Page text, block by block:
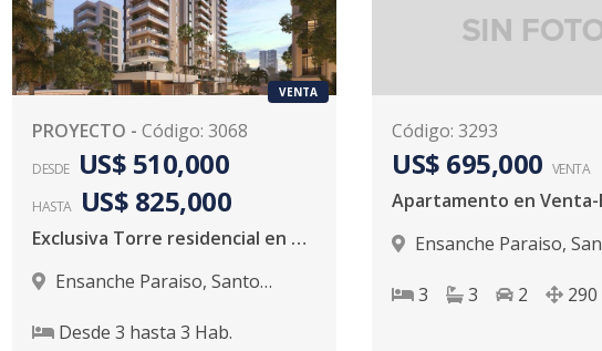
VENTA
PROYECTO - Código: 3068
DESDE US$ 510,000
HASTA US$ 825,000
Exclusiva Torre residencial en Paraiso
Ensanche Paraiso, Santo
Desde 3 hasta 3 Hab.
Código: 3293
US$ 695,000 VENTA
Ensanche Paraiso,
3
3 2 290